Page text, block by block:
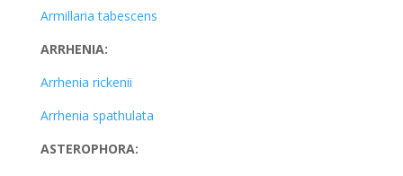
Armillaria tabescens
ARRHENIA:
Arrhenia rickenii
Arrhenia spathulata
ASTEROPHORA: